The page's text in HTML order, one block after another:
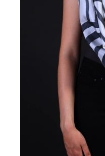
AÑADIR AL